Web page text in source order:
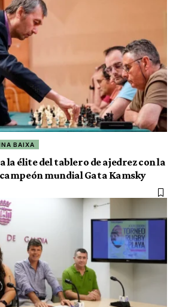
BAIXA
la élite del tablero de ajedrez con la
mundial Gata Kamsky